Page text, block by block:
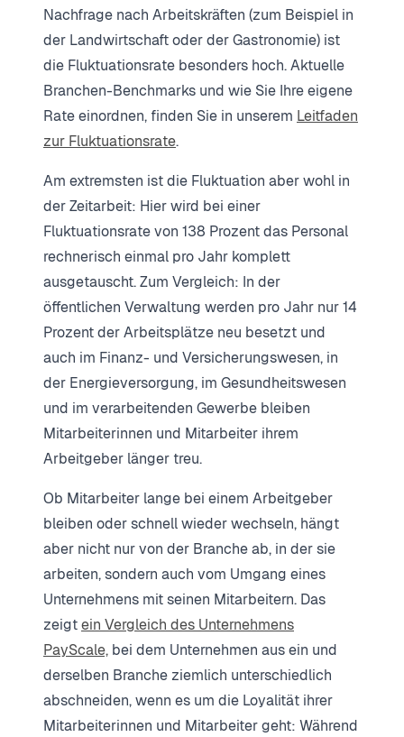
Nachfrage nach Arbeitskräften (zum Beispiel in
der Landwirtschaft oder der Gastronomie) ist
die Fluktuationsrate besonders hoch. Aktuelle
Branchen-Benchmarks und wie Sie Ihre eigene
Rate einordnen, finden Sie in unserem Leitfaden
zur Fluktuationsrate.
Am extremsten ist die Fluktuation aber wohl in
der Zeitarbeit: Hier wird bei einer
Fluktuationsrate von 138 Prozent das Personal
rechnerisch einmal pro Jahr komplett
ausgetauscht. Zum Vergleich: In der
öffentlichen Verwaltung werden pro Jahr nur 14
Prozent der Arbeitsplätze neu besetzt und
auch im Finanz- und Versicherungswesen, in
der Energieversorgung, im Gesundheitswesen
und im verarbeitenden Gewerbe bleiben
Mitarbeiterinnen und Mitarbeiter ihrem
Arbeitgeber länger treu.
Ob Mitarbeiter lange bei einem Arbeitgeber
bleiben oder schnell wieder wechseln, hängt
aber nicht nur von der Branche ab, in der sie
arbeiten, sondern auch vom Umgang eines
Unternehmens mit seinen Mitarbeitern. Das
zeigtein Vergleich des Unternehmens
PayScale, bei dem Unternehmen aus ein und
derselben Branche ziemlich unterschiedlich
abschneiden, wenn es um die Loyalität ihrer
Mitarbeiterinnen und Mitarbeiter geht: Während